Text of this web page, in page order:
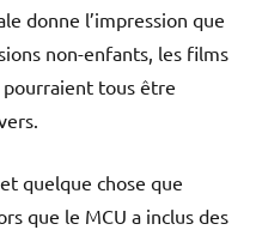
donne l’impression que
non-enfants, les films
tous être
quelque chose que
que le MCU a inclus des